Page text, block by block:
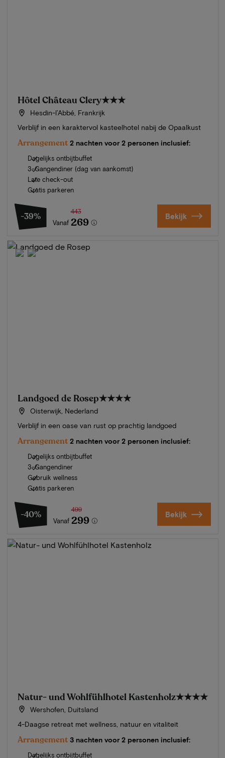
Hôtel Château Clery★★★
Hesdin-l’Abbé, Frankrijk
Verblijf in een karaktervol kasteelhotel nabij de Opaalkust
Arrangement 2 nachten voor 2 personen inclusief:
Dagelijks ontbijtbuffet
3-Gangendiner (dag van aankomst)
Late check-out
Gratis parkeren
-39%
Vanaf
443
269 Bekijk
Landgoed de Rosep★★★★
Oisterwijk, Nederland
Verblijf in een oase van rust op prachtig landgoed
Arrangement 2 nachten voor 2 personen inclusief:
Dagelijks ontbijtbuffet
3-Gangendiner
Gebruik wellness
Gratis parkeren
-40%
Vanaf
499
299 Bekijk
Natur- und Wohlfühlhotel Kastenholz★★★★
Wershofen, Duitsland
4-Daagse retreat met wellness, natuur en vitaliteit
Arrangement 3 nachten voor 2 personen inclusief:
Dagelijks ontbijtbuffet